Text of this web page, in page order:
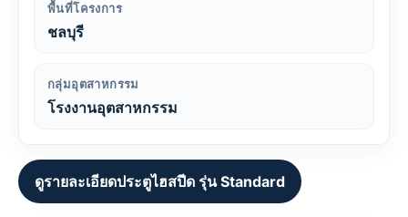
พื้นที่โครงการ
ชลบุรี
กลุ่มอุตสาหกรรม
โรงงานอุตสาหกรรม
ดูรายละเอียดประตูไฮสปีด รุ่น Standard